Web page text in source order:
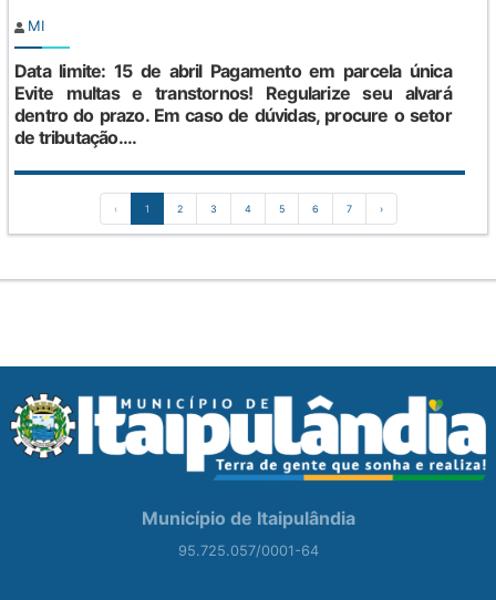
MI
Data limite: 15 de abril Pagamento em parcela única
Evite multas e transtornos! Regularize seu alvará
dentro do prazo. Em caso de dúvidas, procure o setor
de tributação....
‹ 1 2 3 4 5 6 7 ›
Município de Itaipulândia
95.725.057/0001-64